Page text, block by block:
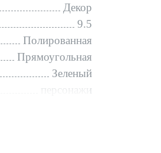
Декор
9.5
Полированная
Прямоугольная
Зеленый
персонажи